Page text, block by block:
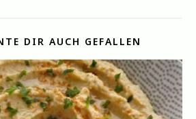
DIR AUCH GEFALLEN